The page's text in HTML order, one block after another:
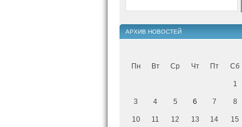
АРХИВ НОВОСТЕЙ
Пн Вт Ср Чт Пт Сб
1
3 4 5 6 7 8
10 11 12 13 14 15